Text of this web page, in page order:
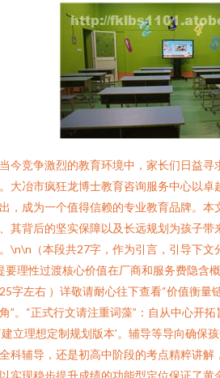
今竞争激烈的教育环境中，家长们日益寻
大冶市疯狂龙博士教育咨询服务中心以
，成为一个值得信赖的专业教育品牌。本
其背后的坚实保障以及长远规划为孩子
\n\n（本段共27字，作为引言，引导下文
要理性过渡核心价值在厂商和服务费隐含
字左右 ）详敬请耐心往下查看“价值衡量
”。“正式行文请注重词藻”：自从中心开
建立理想定制规划版本’。辅导等导向确保
科辅导，还是初高中阶段的考点精粹讲
实现稳步提升成绩的功能型定位保证了